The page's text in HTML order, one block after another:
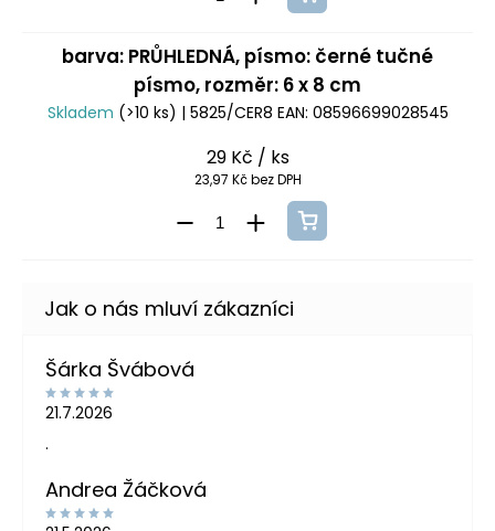
barva: PRŮHLEDNÁ, písmo: černé tučné
písmo, rozměr: 6 x 8 cm
Skladem (>10 ks) | 5825/CER8 EAN: 08596699028545
29 Kč / ks
23,97 Kč bez DPH
Šárka Švábová
21.7.2026
.
Andrea Žáčková